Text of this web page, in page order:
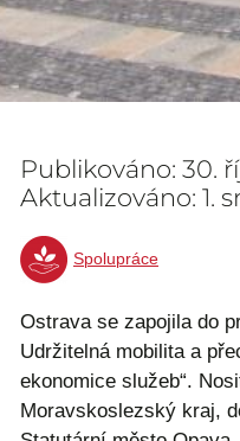
Publikováno: 30.
Aktualizováno: 1.
Spolupráce
Ostrava se zapojila do
Udržitelná mobilita a
ekonomice služeb“.
Moravskoslezský kraj,